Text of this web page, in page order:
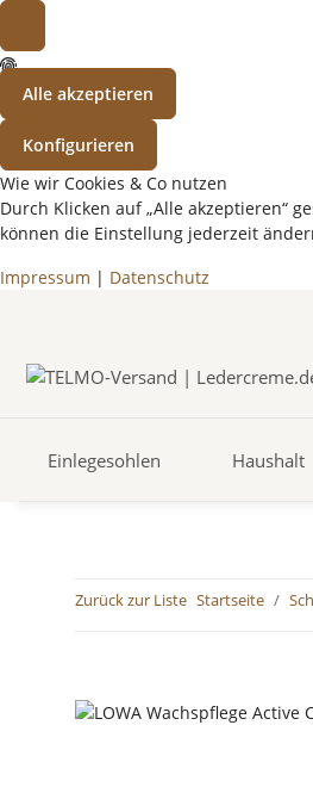
Alle akzeptieren
Konfigurieren
Wie wir Cookies & Co nutzen
Durch Klicken auf „Alle akzeptieren“
können die Einstellung jederzeit
Impressum | Datenschutz
Einlegesohlen Haushalt
Zurück zur Liste Startseite